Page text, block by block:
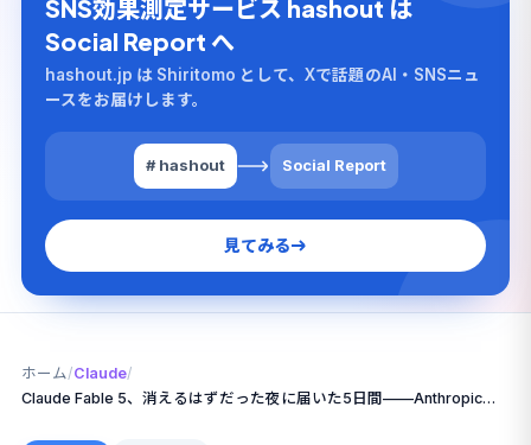
SNS効果測定サービス hashout は
Social Report へ
hashout.jp は Shiritomo として、Xで話題のAI・SNSニュ
ースをお届けします。
# hashout Social Report
見てみる
ホーム /Claude/
Claude Fable 5、消えるはずだった夜に届いた5日間——AnthropicがOrchestratorモードで見せた”46%コスト”の技